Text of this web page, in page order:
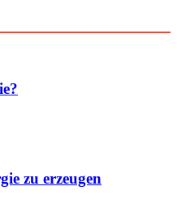
zu erzeugen